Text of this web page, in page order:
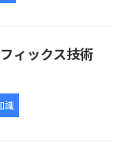
ィックス技術
識